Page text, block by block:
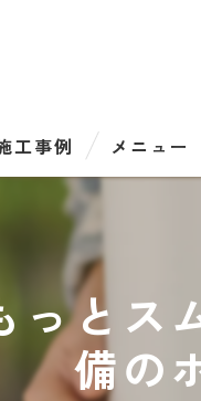
工事例 メニュー
とス
備の